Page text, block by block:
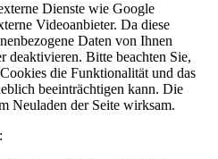
Dienste wie Google
Videoanbieter. Da diese
Daten von Ihnen
deaktivieren. Bitte beachten Sie,
die Funktionalität und das
beeinträchtigen kann. Die
Neuladen der Seite wirksam.